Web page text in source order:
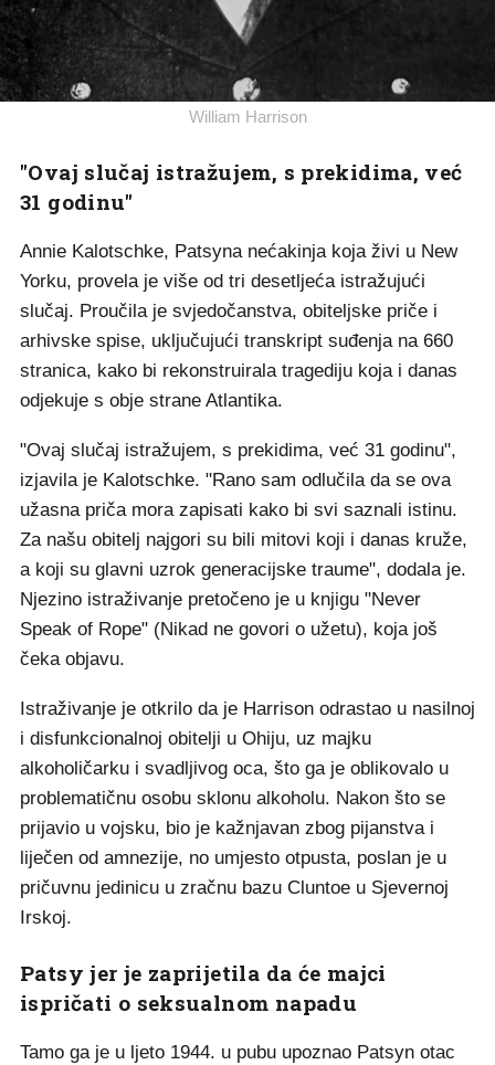
William Harrison
"Ovaj slučaj istražujem, s prekidima, već
31 godinu"
Annie Kalotschke, Patsyna nećakinja koja živi u New
Yorku, provela je više od tri desetljeća istražujući
slučaj. Proučila je svjedočanstva, obiteljske priče i
arhivske spise, uključujući transkript suđenja na 660
stranica, kako bi rekonstruirala tragediju koja i danas
odjekuje s obje strane Atlantika.
"Ovaj slučaj istražujem, s prekidima, već 31 godinu",
izjavila je Kalotschke. "Rano sam odlučila da se ova
užasna priča mora zapisati kako bi svi saznali istinu.
Za našu obitelj najgori su bili mitovi koji i danas kruže,
a koji su glavni uzrok generacijske traume", dodala je.
Njezino istraživanje pretočeno je u knjigu "Never
Speak of Rope" (Nikad ne govori o užetu), koja još
čeka objavu.
Istraživanje je otkrilo da je Harrison odrastao u nasilnoj
i disfunkcionalnoj obitelji u Ohiju, uz majku
alkoholičarku i svadljivog oca, što ga je oblikovalo u
problematičnu osobu sklonu alkoholu. Nakon što se
prijavio u vojsku, bio je kažnjavan zbog pijanstva i
liječen od amnezije, no umjesto otpusta, poslan je u
pričuvnu jedinicu u zračnu bazu Cluntoe u Sjevernoj
Irskoj.
Patsy jer je zaprijetila da će majci
ispričati o seksualnom napadu
Tamo ga je u ljeto 1944. u pubu upoznao Patsyn otac